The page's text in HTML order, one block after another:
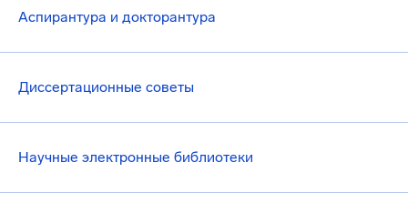
Аспирантура и докторантура
Диссертационные советы
Научные электронные библиотеки